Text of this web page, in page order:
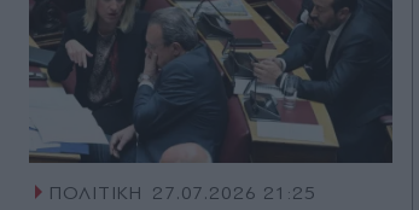
ΠΟΛΙΤΙΚΗ
27.07.2026 21:25